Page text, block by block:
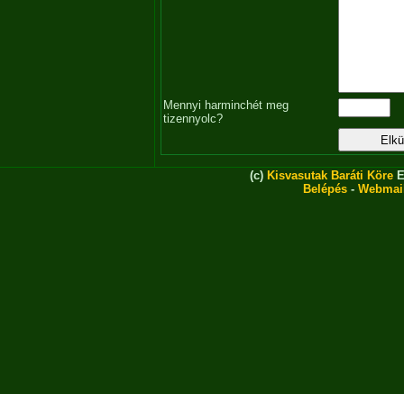
Mennyi harminchét meg
tizennyolc?
(c) Kisvasutak Baráti Köre
Belépés -